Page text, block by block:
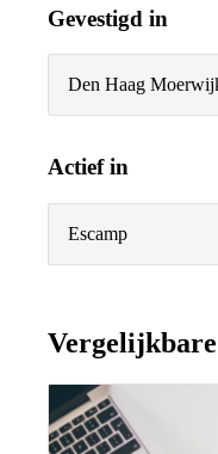
Gevestigd in
Den Haag
Actief in
Escamp